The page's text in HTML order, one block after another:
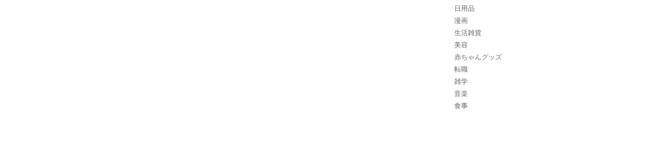
日用品
漫画
生活雑貨
美容
赤ちゃんグッズ
転職
雑学
音楽
食事